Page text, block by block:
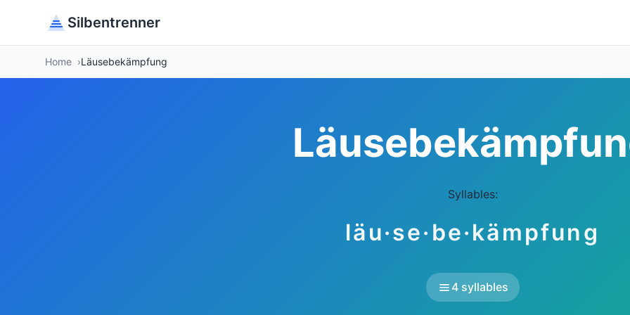
Silbentrenner
Home Läusebekämpfung
Syllables:
läu·se·be·kämpfung
4 syllables